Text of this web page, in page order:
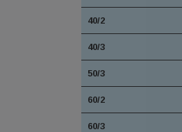
40/2
40/3
50/3
60/2
60/3